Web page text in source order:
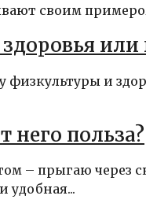
своим
или
и
него польза?
– прыгаю через
удобная...